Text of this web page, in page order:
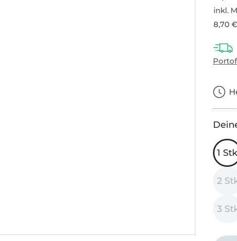
inkl.
8,70
1 Stk
2
3